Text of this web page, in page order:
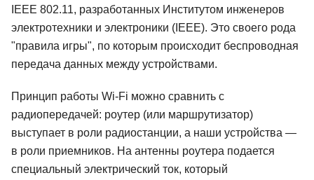
IEEE 802.11, разработанных Институтом инженеров
электротехники и электроники (IEEE). Это своего рода
"правила игры", по которым происходит беспроводная
передача данных между устройствами.
Принцип работы Wi-Fi можно сравнить с
радиопередачей: роутер (или маршрутизатор)
выступает в роли радиостанции, а наши устройства —
в роли приемников. На антенны роутера подается
специальный электрический ток, который